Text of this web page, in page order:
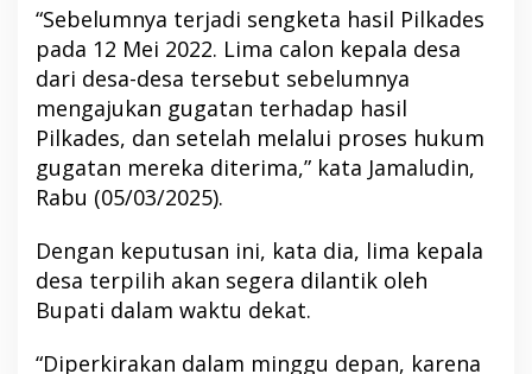
“Sebelumnya terjadi sengketa hasil Pilkades
pada 12 Mei 2022. Lima calon kepala desa
dari desa-desa tersebut sebelumnya
mengajukan gugatan terhadap hasil
Pilkades, dan setelah melalui proses hukum
gugatan mereka diterima,” kata Jamaludin,
Rabu (05/03/2025).
Dengan keputusan ini, kata dia, lima kepala
desa terpilih akan segera dilantik oleh
Bupati dalam waktu dekat.
“Diperkirakan dalam minggu depan, karena